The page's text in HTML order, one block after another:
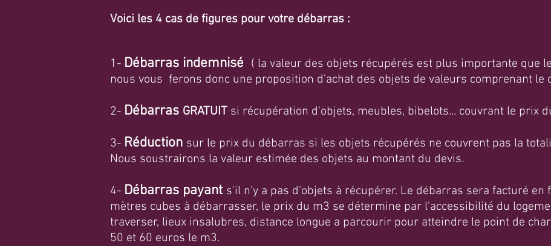
Voici les 4 cas de figures pour votre débarras :
1- Débarras indemnisé ( la valeur des objets récupérés est plus importante que
nous vous ferons donc une proposition d'achat des objets de valeurs comprenant le
2- Débarras GRATUIT si récupération d'objets, meubles, bibelots... couvrant le prix
3- Réduction sur le prix du débarras si les objets récupérés ne couvrent pas la
Nous soustrairons la valeur estimée des objets au montant du devis.
4- Débarras payant s'il n'y a pas d'objets à récupérer. Le débarras sera facturé en
mètres cubes à débarrasser, le prix du m3 se détermine par l'accessibilité du
traverser, lieux insalubres, distance longue a parcourir pour atteindre le point de
50 et 60 euros le m3.